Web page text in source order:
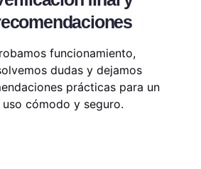
funcionamiento,
dudas y dejamos
prácticas para un
uso cómodo y seguro.